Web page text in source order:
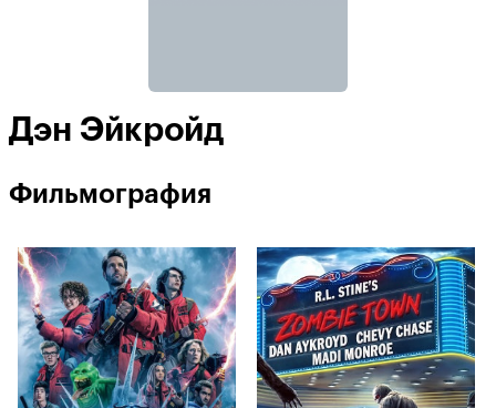
Дэн Эйкройд
Фильмография